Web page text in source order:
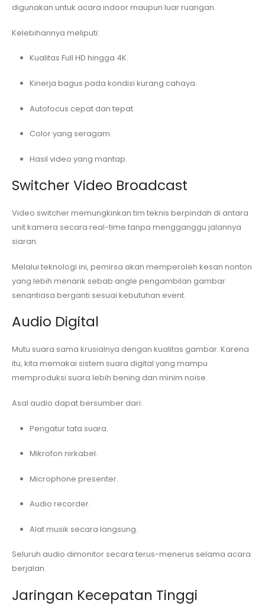
digunakan untuk acara indoor maupun luar ruangan.
Kelebihannya meliputi:
Kualitas Full HD hingga 4K.
Kinerja bagus pada kondisi kurang cahaya.
Autofocus cepat dan tepat.
Color yang seragam.
Hasil video yang mantap.
Switcher Video Broadcast
Video switcher memungkinkan tim teknis berpindah di antara
unit kamera secara real-time tanpa mengganggu jalannya
siaran.
Melalui teknologi ini, pemirsa akan memperoleh kesan nonton
yang lebih menarik sebab angle pengambilan gambar
senantiasa berganti sesuai kebutuhan event.
Audio Digital
Mutu suara sama krusialnya dengan kualitas gambar. Karena
itu, kita memakai sistem suara digital yang mampu
memproduksi suara lebih bening dan minim noise.
Asal audio dapat bersumber dari:
Pengatur tata suara.
Mikrofon nirkabel.
Microphone presenter.
Audio recorder.
Alat musik secara langsung.
Seluruh audio dimonitor secara terus-menerus selama acara
berjalan.
Jaringan Kecepatan Tinggi